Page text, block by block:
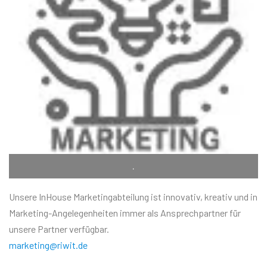
.
Unsere InHouse Marketingabteilung ist innovativ, kreativ und in
Marketing-Angelegenheiten immer als Ansprechpartner für
unsere Partner verfügbar.
marketing@riwit.de​